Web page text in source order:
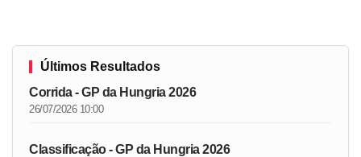
Últimos Resultados
Corrida - GP da Hungria 2026
26/07/2026 10:00
Classificação - GP da Hungria 2026